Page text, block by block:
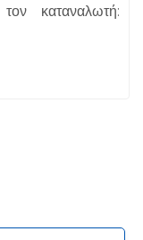
καταναλωτή: